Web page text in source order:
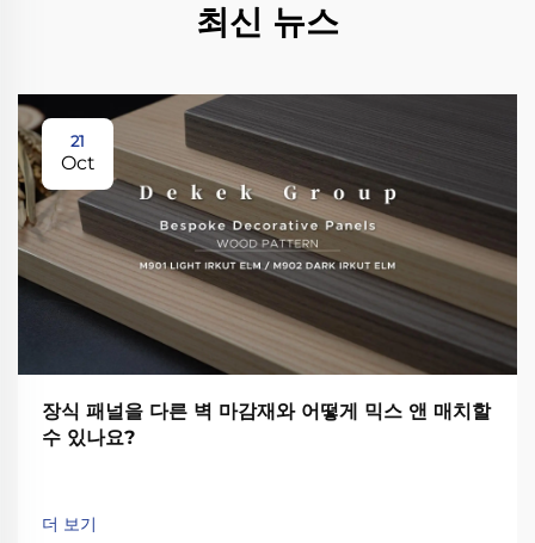
최신 뉴스
21
Oct
장식 패널을 다른 벽 마감재와 어떻게 믹스 앤 매치할
수 있나요?
더 보기